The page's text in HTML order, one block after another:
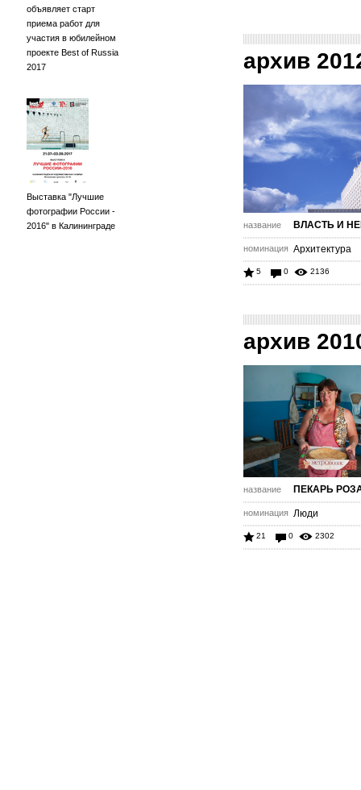
объявляет старт
приема работ для
участия в юбилейном
проекте Best of Russia
2017
Выставка "Лучшие
фотографии России -
2016" в Калининграде
архив
название ВЛАСТЬ И
номинация Архитектура
5 0 2136
архив
название ПЕКАРЬ
номинация Люди
21 0 2302